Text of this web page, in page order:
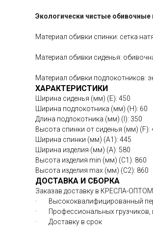
Экологически чистые
Материал обивки спинки: сетка
Материал обивки сиденья:
Материал обивки подлокотников:
ХАРАКТЕРИСТИКИ
Ширина сиденья (мм) (E): 450
Ширина подлокотника (мм) (H): 60
Длина подлокотника (мм) (I): 350
Высота спинки от сиденья (мм) (F):
Ширина спинки (мм) (A1): 445
Ширина изделия (мм) (A): 580
Высота изделия min (мм) (C1): 860
Высота изделия max (мм) (C2): 860
ДОСТАВКА И СБОРКА
Заказав доставку в КРЕСЛА-
· Высококвалифицированный
· Профессиональных грузчиков,
· Доставку в срок